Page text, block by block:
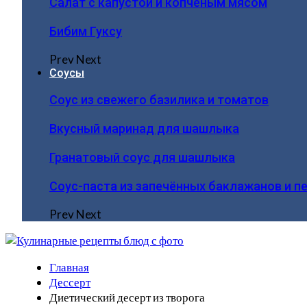
Бибим Гуксу
PrevNext
Соусы
Соус из свежего базилика и томатов
Вкусный маринад для шашлыка
Гранатовый соус для шашлыка
Соус-паста из запечённых баклажанов и
PrevNext
Главная
Дессерт
Диетический десерт из творога